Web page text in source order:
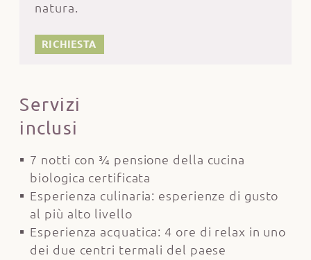
natura.
RICHIESTA
Servizi
inclusi
7 notti con ¾ pensione della cucina
biologica certificata
Esperienza culinaria: esperienze di gusto
al più alto livello
Esperienza acquatica: 4 ore di relax in uno
dei due centri termali del paese